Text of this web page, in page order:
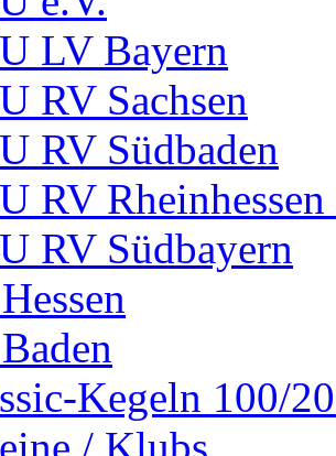
LV Bayern
RV Sachsen
RV Südbaden
RV
RV Südbayern
Kegeln 100/
/ Klubs